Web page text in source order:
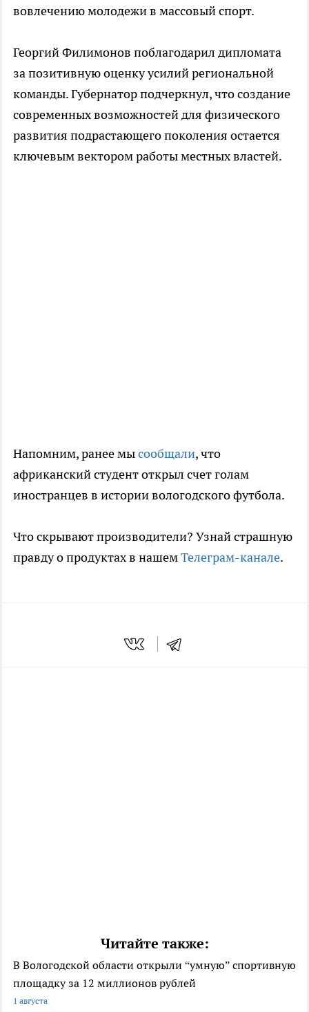
вовлечению молодежи в массовый спорт.
Георгий Филимонов поблагодарил дипломата
за позитивную оценку усилий региональной
команды. Губернатор подчеркнул, что создание
современных возможностей для физического
развития подрастающего поколения остается
ключевым вектором работы местных властей.
Напомним, ранее мысообщали, что
африканский студент открыл счет голам
иностранцев в истории вологодского футбола.
Что скрывают производители? Узнай страшную
правду о продуктах в нашемТелеграм-канале.
Читайте также:
В Вологодской области открыли “умную” спортивную
площадку за 12 миллионов рублей
1 августа